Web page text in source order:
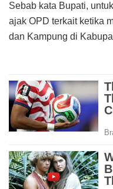
Sebab kata Bupati,
ajak OPD terkait ketika
dan Kampung di